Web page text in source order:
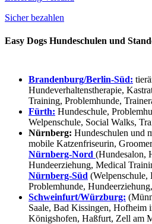
Sicher bezahlen
Easy Dogs Hundeschulen und
Brandenburg/Berlin-Süd:
Hundeverhaltenstherapie,
Training, Problemhunde,
Fürth: Hundeschule,
Welpenschule, Social Walks,
Nürnberg: Hundeschulen und
mobile Katzenfriseurin,
Nürnberg-Nord (Hundesalon,
Hundeerziehung, Medical
Nürnberg-Süd (Welpenschule,
Problemhunde,
Schweinfurt/Würzburg:
Saale, Bad Kissingen, Hofheim
Königshofen, Haßfurt, Zell am